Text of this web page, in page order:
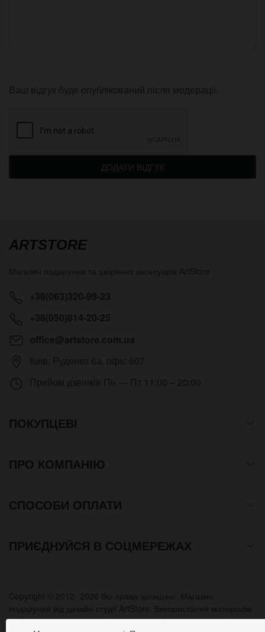
Ваш відгук буде опублікований після модерації.
ДОДАТИ ВІДГУК
ARTSTORE
ПОКУПЦЕВІ
ПРО КОМПАНІЮ
СПОСОБИ ОПЛАТИ
ПРИЄДНУЙСЯ В СОЦМЕРЕЖАХ
сайту допускається лише при отриманні письмового дозволу